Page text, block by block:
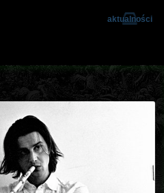
aktualności